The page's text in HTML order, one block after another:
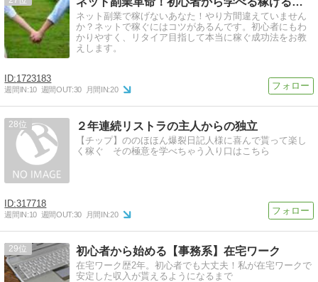
ネット副業で稼げないあなた！やり方間違えていません
か？ネットで稼ぐにはコツがあるんです。初心者にもわ
かりやすく、リタイア目指して本当に稼ぐ成功法をお教
えします。
1723183
週間IN:10 週間OUT:30 月間IN:20
28 ２年連続リストラの主人からの独立
【チップ】ののほほん爆裂日記人様に喜んで貰って楽し
く稼ぐ その極意を学べちゃう入り口はこちら
317718
週間IN:10 週間OUT:30 月間IN:20
29 初心者から始める【事務系】在宅ワーク
在宅ワーク歴2年。初心者でも大丈夫！私が在宅ワークで
安定した収入が貰えるようになるまで